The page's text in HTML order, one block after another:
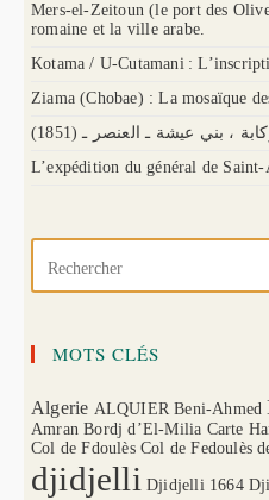
Mers-el-Zeitoun (le port des
romaine et la ville arabe.
Kotama / U-Cutamani :
Ziama (Chobae) : La mosaïque
الركابة ، بني عيشة ـ العنصر ـ
L’expédition du général de
MOTS CLÉS
Algerie ALQUIER Beni-Ahmed
Amran Bordj d’El-Milia Carte
Col de Fdoulès Col de Fedoulès
djidjelli Djidjelli 1664